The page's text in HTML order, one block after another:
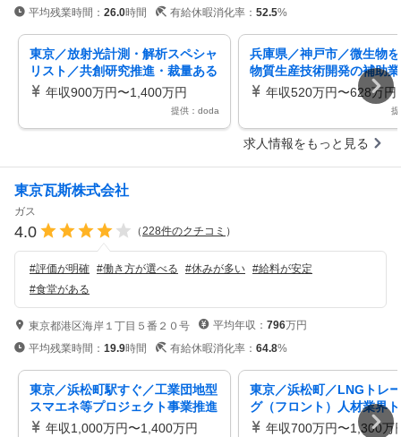
平均残業時間： 26.0時間 有給休暇消化率： 52.5%
東京／放射光計測・解析スペシャ
リスト／共創研究推進・裁量ある
働き方／週２程度仙台への出張有
年収900万円〜1,400万円
提供：doda
兵庫県／神戸市／微生物
物質生産技術開発の補助
プライム／化学品商社の
年収520万円〜628万円
求人情報をもっと見る
東京瓦斯株式会社
ガス
4.0 （228件のクチコミ ）
#評価が明確 #働き方が選べる #休みが多い #給料が安定
#食堂がある
東京都港区海岸１丁目５番２０号 平均年収： 796万円
平均残業時間： 19.9時間 有給休暇消化率： 64.8%
東京／浜松町駅すぐ／工業団地型
スマエネ等プロジェクト事業推進
（プロジェクトマネージャー）
年収1,000万円〜1,400万円
東京／浜松町／LNGトレ
グ（フロント）人材業界
シェア／年間休日127日
年収700万円〜1,300万